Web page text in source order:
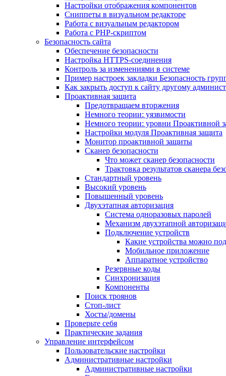
Настройки отображения компонентов
Сниппеты в визуальном редакторе
Работа с визуальным редактором
Работа с PHP-скриптом
Безопасность сайта
Обеспечение безопасности
Настройка HTTPS-соединения
Контроль за изменениями в системе
Пример настроек закладки Безопасность
Как закрыть доступ к сайту другому
Проактивная защита
Предотвращаем вторжения
Немного теории: уязвимости
Немного теории: уровни Проактивной
Настройки модуля Проактивная защита
Монитор проактивной защиты
Сканер безопасности
Что может сканер безопасности
Трактовка результатов сканера
Стандартный уровень
Высокий уровень
Повышенный уровень
Двухэтапная авторизация
Система одноразовых паролей
Механизм двухэтапной
Подключение устройств
Какие устройства можно
Мобильное приложение
Аппаратное устройство
Резервные коды
Синхронизация
Компоненты
Поиск троянов
Стоп-лист
Хосты/домены
Проверьте себя
Практические задания
Управление интерфейсом
Пользовательские настройки
Административные настройки
Административные настройки